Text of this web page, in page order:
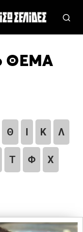
ΘΕΜΑ
Θ Ι Κ Λ
Τ Φ Χ